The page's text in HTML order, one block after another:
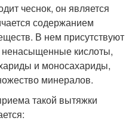
чеснок, он является
содержанием
В нем присутствуют
кислоты,
и моносахариды,
минералов.
такой вытяжки